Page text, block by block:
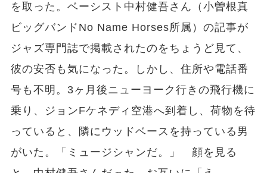
を取った。ベーシスト中村健吾さん（小曽根真
ビッグバンドNo Name Horses所属）の記事が
ジャズ専門誌で掲載されたのをちょうど見て、
彼の安否も気になった。しかし、住所や電話番
号も不明。3ヶ月後ニューヨーク行きの飛行機に
乗り、ジョンFケネディ空港へ到着し、荷物を待
っていると、隣にウッドベースを持っている男
がいた。「ミュージシャンだ。」 顔を見る